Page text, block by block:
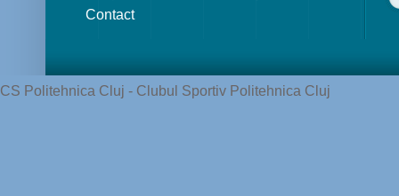
Contact
CS Politehnica Cluj - Clubul Sportiv Politehnica Cluj